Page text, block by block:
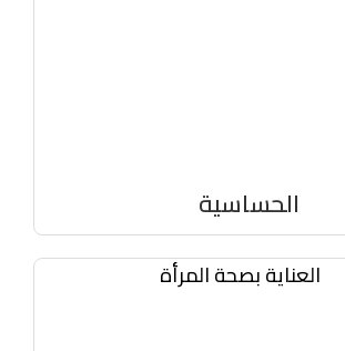
الحساسية